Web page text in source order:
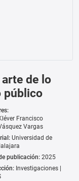
de lo
público
Francisco
Vargas
Universidad de
publicación: 2025
Investigaciones |